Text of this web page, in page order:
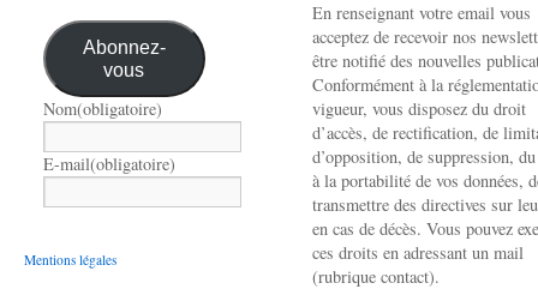
Abonnez-
vous
Nom(obligatoire)
E-mail(obligatoire)
Mentions légales
En renseignant votre email vous
acceptez de recevoir nos
être notifié des nouvelles
Conformément à la
vigueur, vous disposez du droit
d’accès, de rectification, de
d’opposition, de suppression,
à la portabilité de vos données,
transmettre des directives sur
en cas de décès. Vous pouvez
ces droits en adressant un mail
(rubrique contact).